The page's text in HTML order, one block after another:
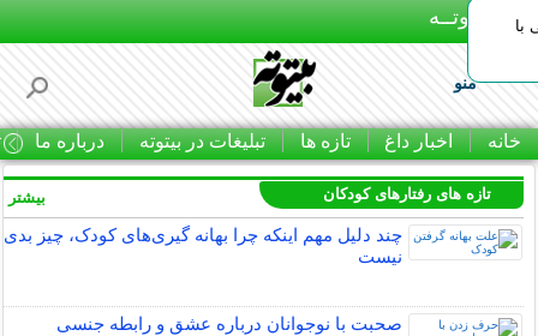
بـیتوتــه
منو
خانه اخبار داغ تازه ها تبلیغات در بیتوته درباره ما
با
تازه های رفتارهای کودکان
چند دلیل مهم اینکه چرا بهانه گیری‌های کودک، چیز بدی
نیست
صحبت با نوجوانان درباره عشق و رابطه جنسی
بیشتر